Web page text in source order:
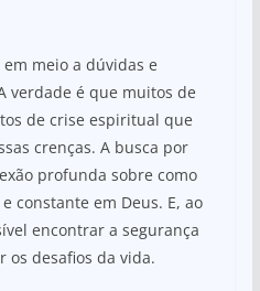
meio a dúvidas e
verdade é que muitos de
de crise espiritual que
crenças. A busca por
profunda sobre como
constante em Deus. E, ao
encontrar a segurança
os desafios da vida.